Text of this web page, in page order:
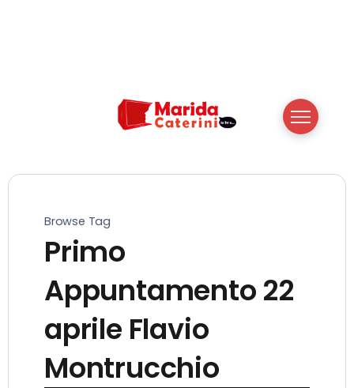
Browse Tag
Primo
Appuntamento 22
aprile Flavio
Montrucchio